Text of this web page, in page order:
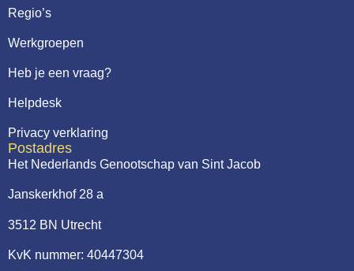
Regio’s
Werkgroepen
Heb je een vraag?
Helpdesk
Privacy verklaring
Postadres
Het Nederlands Genootschap van Sint Jacob
Janskerkhof 28 a
3512 BN Utrecht
KvK nummer: 40447304